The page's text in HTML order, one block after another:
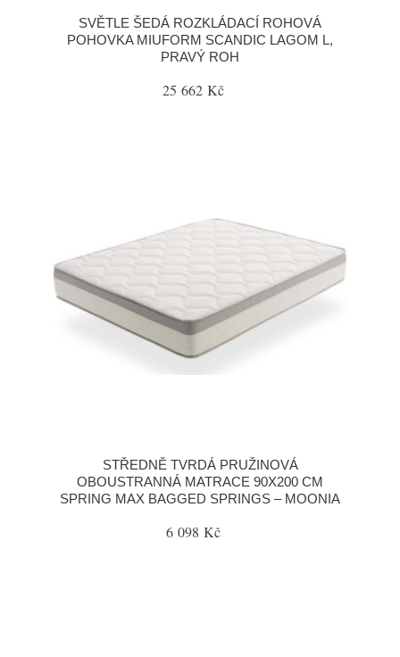
SVĚTLE ŠEDÁ ROZKLÁDACÍ ROHOVÁ
POHOVKA MIUFORM SCANDIC LAGOM L,
PRAVÝ ROH
25 662 Kč
STŘEDNĚ TVRDÁ PRUŽINOVÁ
OBOUSTRANNÁ MATRACE 90X200 CM
SPRING MAX BAGGED SPRINGS – MOONIA
6 098 Kč